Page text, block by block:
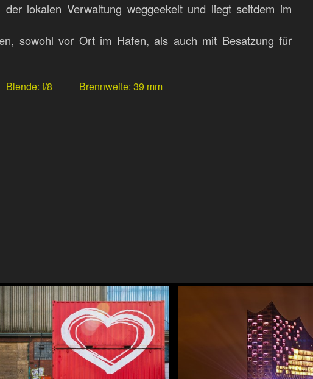
lokalen Verwaltung weggeekelt und liegt seitdem im
sowohl vor Ort im Hafen, als auch mit Besatzung für
Blende f/8 Brennweite 39 mm